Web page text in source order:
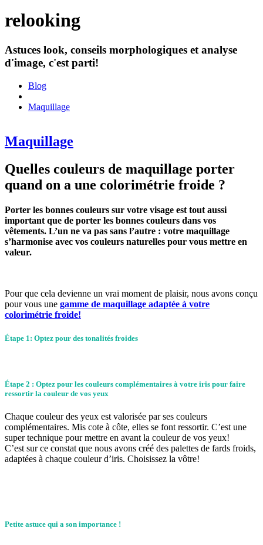
relooking
Astuces look, conseils morphologiques et analyse
d'image, c'est parti!
Blog
Maquillage
Maquillage
Quelles couleurs de maquillage porter
quand on a une colorimétrie froide ?
Porter les bonnes couleurs sur votre visage est tout aussi
important que de porter les bonnes couleurs dans vos
vêtements. L’un ne va pas sans l’autre : votre maquillage
s’harmonise avec vos couleurs naturelles pour vous mettre en
valeur.
Pour que cela devienne un vrai moment de plaisir, nous avons conçu
pour vous une gamme de maquillage adaptée à votre
colorimétrie froide!
Étape 1: Optez pour des tonalités froides
Étape 2 : Optez pour les couleurs complémentaires à votre iris pour faire
ressortir la couleur de vos yeux
Chaque couleur des yeux est valorisée par ses couleurs
complémentaires. Mis cote à côte, elles se font ressortir. C’est une
super technique pour mettre en avant la couleur de vos yeux!
C’est sur ce constat que nous avons créé des palettes de fards froids,
adaptées à chaque couleur d’iris. Choisissez la vôtre!
Petite astuce qui a son importance !